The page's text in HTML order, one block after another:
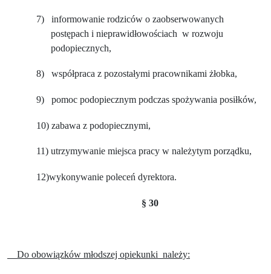
7)
informowanie rodziców o zaobserwowanych
postępach i nieprawidłowościach w rozwoju
podopiecznych,
8) współpraca z pozostałymi pracownikami żłobka,
9) pomoc podopiecznym podczas spożywania posiłków,
10) zabawa z podopiecznymi,
11) utrzymywanie miejsca pracy w należytym porządku,
12)wykonywanie poleceń dyrektora.
§ 30
Do obowiązków młodszej opiekunki należy: